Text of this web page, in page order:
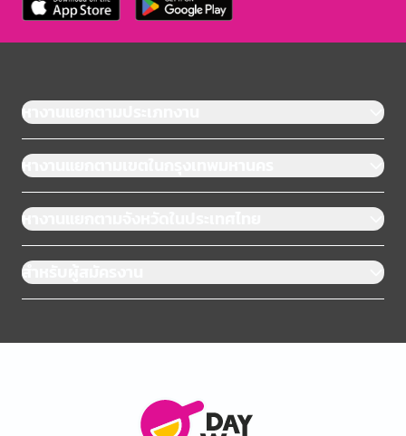
หางานแยกตามประเภทงาน
หางานแยกตามเขตในกรุงเทพมหานคร
หางานแยกตามจังหวัดในประเทศไทย
สำหรับผู้สมัครงาน